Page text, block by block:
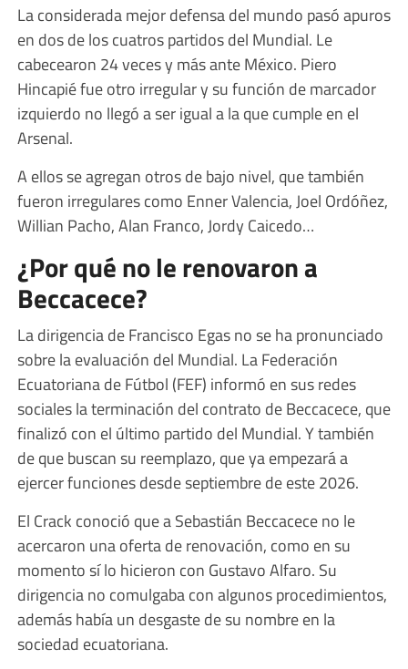
La considerada mejor defensa del mundo pasó apuros
en dos de los cuatros partidos del Mundial. Le
cabecearon 24 veces y más ante México. Piero
Hincapié fue otro irregular y su función de marcador
izquierdo no llegó a ser igual a la que cumple en el
Arsenal.
A ellos se agregan otros de bajo nivel, que también
fueron irregulares como Enner Valencia, Joel Ordóñez,
Willian Pacho, Alan Franco, Jordy Caicedo…
¿Por qué no le renovaron a
Beccacece?
La dirigencia de Francisco Egas no se ha pronunciado
sobre la evaluación del Mundial. La Federación
Ecuatoriana de Fútbol (FEF) informó en sus redes
sociales la terminación del contrato de Beccacece, que
finalizó con el último partido del Mundial. Y también
de que buscan su reemplazo, que ya empezará a
ejercer funciones desde septiembre de este 2026.
El Crack conoció que a Sebastián Beccacece no le
acercaron una oferta de renovación, como en su
momento sí lo hicieron con Gustavo Alfaro. Su
dirigencia no comulgaba con algunos procedimientos,
además había un desgaste de su nombre en la
sociedad ecuatoriana.